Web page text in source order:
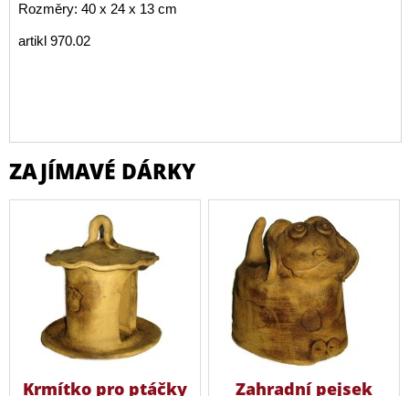
Rozměry: 40 x 24 x 13 cm
artikl 970.02
ZAJÍMAVÉ DÁRKY
Krmítko pro ptáčky Zahradní pejsek